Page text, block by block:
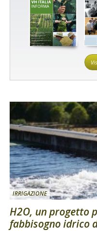
IRRIGAZIONE
H2O, un progetto
fabbisogno idrico